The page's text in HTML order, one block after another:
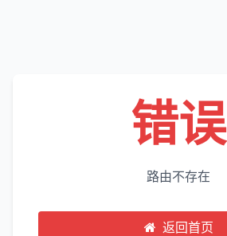
错误
路由不存在
返回首页